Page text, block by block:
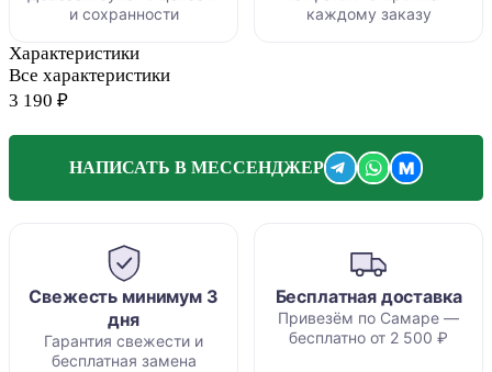
и сохранности
каждому заказу
Характеристики
Все характеристики
3 190 ₽
НАПИСАТЬ В МЕССЕНДЖЕР M
Свежесть минимум 3
дня
Гарантия свежести и
бесплатная замена
Бесплатная доставка
Привезём по Самаре —
бесплатно от 2 500 ₽